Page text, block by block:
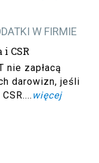
W FIRMIE
CSR
nie zapłacą
darowizn, jeśli
więcej